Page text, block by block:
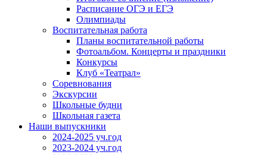
Расписание ОГЭ и ЕГЭ
Олимпиады
Воспитательная работа
Планы воспитательной работы
Фотоальбом. Концерты и праздники
Конкурсы
Клуб «Театрал»
Соревнования
Экскурсии
Школьные будни
Школьная газета
Наши выпускники
2024-2025 уч.год
2023-2024 уч.год